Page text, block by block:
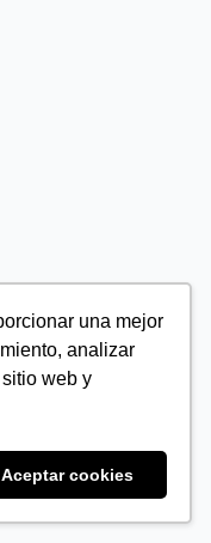
una mejor
analizar
web y
Aceptar cookies